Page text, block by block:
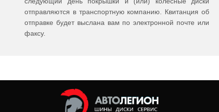
отправляются в транспортную компанию. Квитанция об
отправке будет выслана вам по электронной почте или
факсу.